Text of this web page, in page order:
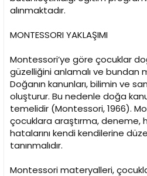
alınmaktadır.
MONTESSORI YAKLAŞIMI
Montessori’ye göre çocuklar
güzelliğini anlamalı ve bundan
Doğanın kanunları, bilimin ve
oluşturur. Bu nedenle doğa
temelidir (Montessori, 1966).
çocuklara araştırma, deneme,
hatalarını kendi kendilerine
tanınmalıdır.
Montessori materyalleri,